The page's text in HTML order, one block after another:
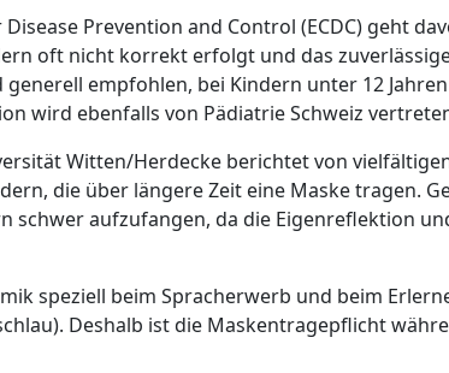
Prevention and Control (ECDC) geht
oft nicht korrekt erfolgt und das
generell empfohlen, bei Kindern unter 12
wird ebenfalls von Pädiatrie Schweiz
Witten/Herdecke berichtet von
die über längere Zeit eine Maske tragen.
schwer aufzufangen, da die Eigenreflektion
speziell beim Spracherwerb und beim
Deshalb ist die Maskentragepflicht